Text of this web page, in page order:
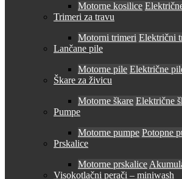
Motorne kosilice
Trimeri za travu
Motorni trimeri Električni
Lančane pile
Motorne pile Električne
Škare za živicu
Motorne škare Električne
Pumpe
Motorne pumpe Potopne
Prskalice
Motorne prskalice
Visokotlačni perači – miniwash